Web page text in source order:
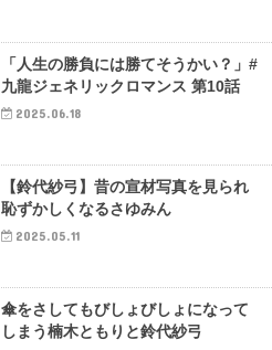
「人生の勝負には勝てそうかい？」#
九龍ジェネリックロマンス 第10話
2025.06.18
【鈴代紗弓】昔の宣材写真を見られ
恥ずかしくなるさゆみん
2025.05.11
傘をさしてもびしょびしょになって
しまう楠木ともりと鈴代紗弓